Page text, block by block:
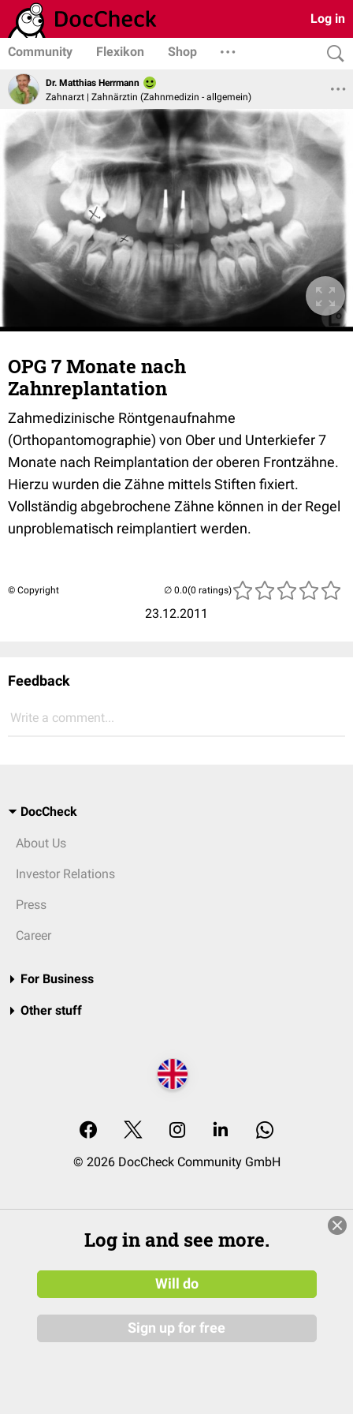
Log in
Community Flexikon Shop
Dr. Matthias Herrmann
Zahnarzt | Zahnärztin (Zahnmedizin - allgemein)
OPG 7 Monate nach
Zahnreplantation
Zahmedizinische Röntgenaufnahme
(Orthopantomographie) von Ober und Unterkiefer 7
Monate nach Reimplantation der oberen Frontzähne.
Hierzu wurden die Zähne mittels Stiften fixiert.
Vollständig abgebrochene Zähne können in der Regel
unproblematisch reimplantiert werden.
© Copyright
23.12.2011
(0 ratings)
Feedback
Write a comment...
DocCheck
About Us
Investor Relations
Press
Career
For Business
Other stuff
© 2026 DocCheck Community GmbH
Log in and see more.
Will do
Sign up for free